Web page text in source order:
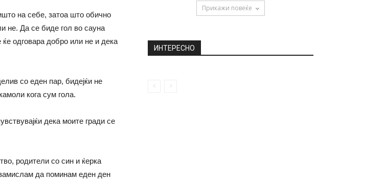
на себе, затоа што обично
не. Да се ​​биде гол во сауна
одговара добро или не и дека
со еден пар, бидејќи не
кога сум гола.
дека моите гради се
родители со син и ќерка
да поминам еден ден
November 19, 2018
December 4, 2019